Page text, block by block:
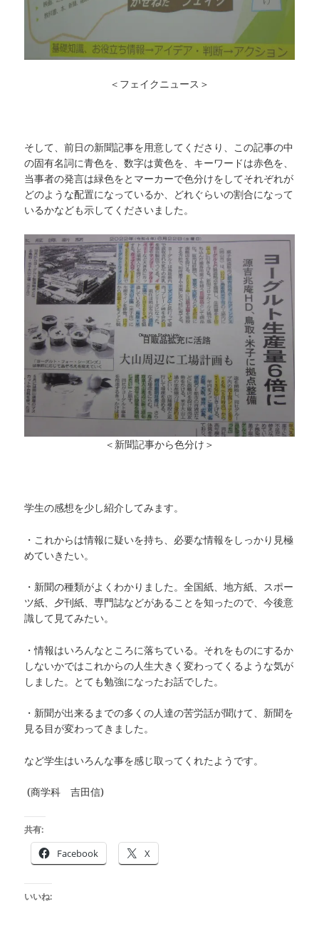
＜フェイクニュース＞
そして、前日の新聞記事を用意してくださり、この記事の中
の固有名詞に青色を、数字は黄色を、キーワードは赤色を、
当事者の発言は緑色をとマーカーで色分けをしてそれぞれが
どのような配置になっているか、どれぐらいの割合になって
いるかなども示してくださいました。
＜新聞記事から色分け＞
学生の感想を少し紹介してみます。
・これからは情報に疑いを持ち、必要な情報をしっかり見極
めていきたい。
・新聞の種類がよくわかりました。全国紙、地方紙、スポー
ツ紙、夕刊紙、専門誌などがあることを知ったので、今後意
識して見てみたい。
・情報はいろんなところに落ちている。それをものにするか
しないかではこれからの人生大きく変わってくるような気が
しました。とても勉強になったお話でした。
・新聞が出来るまでの多くの人達の苦労話が聞けて、新聞を
見る目が変わってきました。
など学生はいろんな事を感じ取ってくれたようです。
(商学科 吉田信)
共有:
Facebook X
いいね: